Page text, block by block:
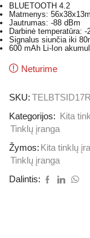
BLUETOOTH 4.2
Matmenys:
Jautrumas: -88 dBm
Darbinė temperatūra: -
Signalus siunčia iki
600 mAh Li-Ion
Neturime
SKU:
Kategorijos:
Kita
Tinklų įranga
Žymos: Kita tinklų
Tinklų įranga
Dalintis: